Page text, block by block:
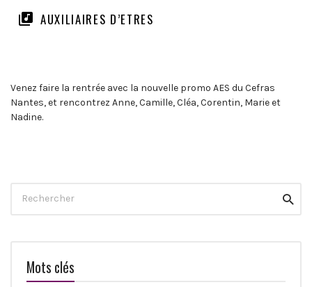
AUXILIAIRES D’ETRES
Venez faire la rentrée avec la nouvelle promo AES du Cefras
Nantes, et rencontrez Anne, Camille, Cléa, Corentin, Marie et
Nadine.
for:
Mots clés